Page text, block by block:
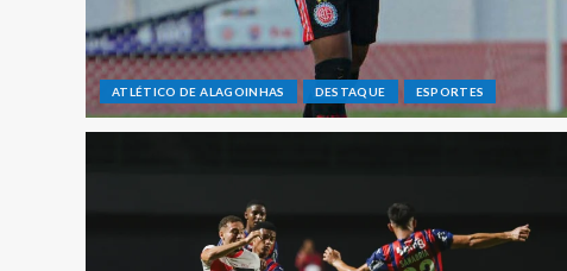
ATLÉTICO DE ALAGOINHAS DESTAQUE ESPORTES